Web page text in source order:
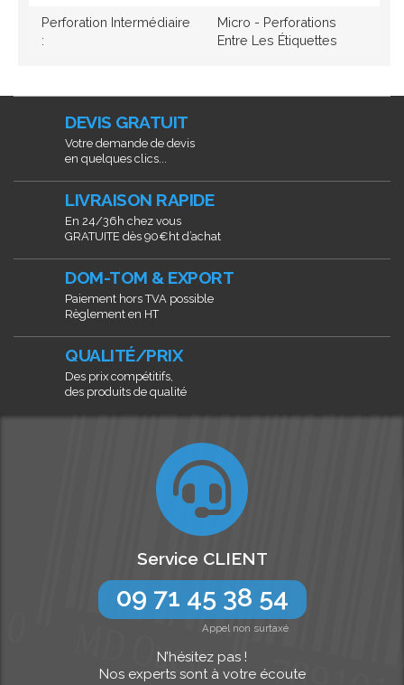
Perforation Intermédiaire
:
Micro - Perforations
Entre Les Étiquettes
DEVIS GRATUIT
Votre demande de devis
en quelques clics...
LIVRAISON RAPIDE
En 24/36h chez vous
GRATUITE dès 90€ht d’achat
DOM-TOM & EXPORT
Paiement hors TVA possible
Règlement en HT
QUALITÉ/PRIX
Des prix compétitifs,
des produits de qualité
Service CLIENT
09 71 45 38 54
Appel non surtaxé
N’hésitez pas !
Nos experts sont à votre écoute